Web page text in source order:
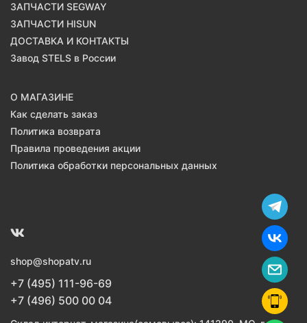
ЗАПЧАСТИ SEGWAY
ЗАПЧАСТИ HISUN
ДОСТАВКА И КОНТАКТЫ
Завод STELS в России
О МАГАЗИНЕ
Как сделать заказ
Политика возврата
Правила проведения акции
Политика обработки персональных данных
shop@shopatv.ru
+7 (495) 111-96-69
+7 (496) 500 00 04